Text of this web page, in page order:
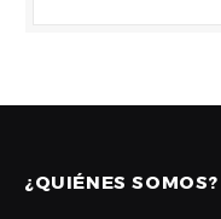
¿QUIÉNES SOMOS?